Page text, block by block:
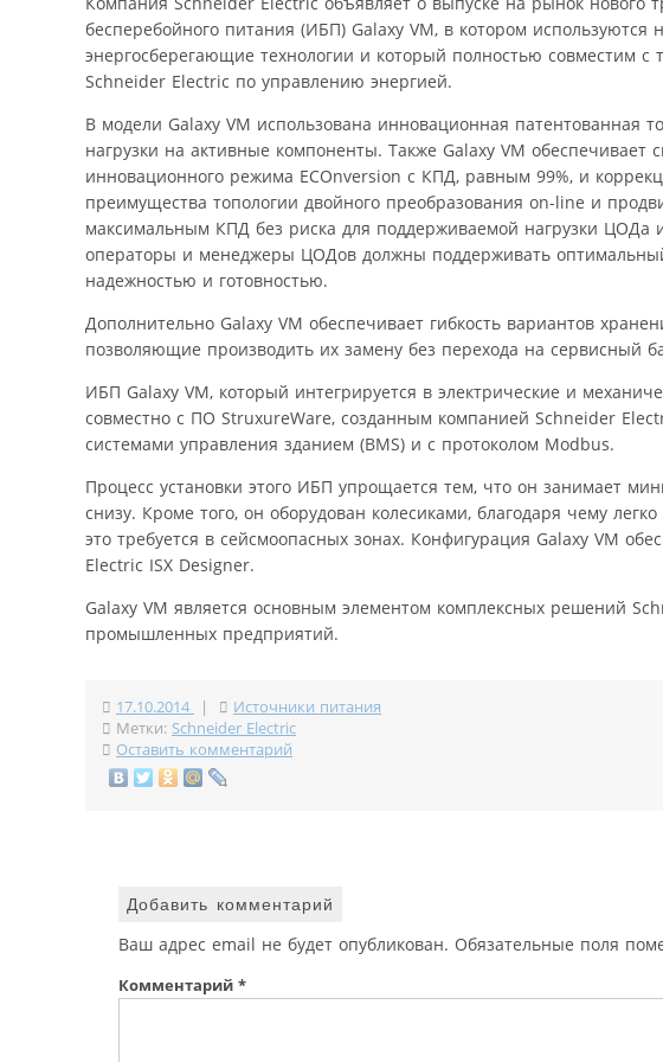
бесперебойного питания (ИБП) Galaxy VM, в котором используются
энергосберегающие технологии и который полностью совместим
Schneider Electric по управлению энергией.
В модели Galaxy VM использована инновационная патентованная
нагрузки на активные компоненты. Также Galaxy VM
инновационного режима ECOnversion с КПД, равным 99%, и
преимущества топологии двойного преобразования on-line и
максимальным КПД без риска для поддерживаемой нагрузки ЦОДа
операторы и менеджеры ЦОДов должны поддерживать
надежностью и готовностью.
Дополнительно Galaxy VM обеспечивает гибкость вариантов
позволяющие производить их замену без перехода на сервисный
ИБП Galaxy VM, который интегрируется в электрические и
совместно с ПО StruxureWare, созданным компанией Schneider
системами управления зданием (BMS) и с протоколом Modbus.
Процесс установки этого ИБП упрощается тем, что он занимает
снизу. Кроме того, он оборудован колесиками, благодаря чему
это требуется в сейсмоопасных зонах. Конфигурация Galaxy VM
Electric ISX Designer.
Galaxy VM является основным элементом комплексных решений
промышленных предприятий.
17.10.2014 |
Источники питания
Метки: Schneider Electric
Оставить комментарий
Добавить комментарий
Ваш адрес email не будет опубликован. Обязательные поля
Комментарий *